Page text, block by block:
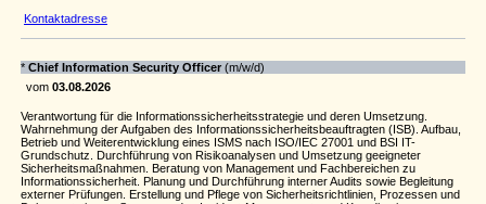
Kontaktadresse
* Chief Information Security Officer (m/w/d)
vom 03.08.2026
Verantwortung für die Informationssicherheitsstrategie und deren Umsetzung.
Wahrnehmung der Aufgaben des Informationssicherheitsbeauftragten (ISB). Aufbau,
Betrieb und Weiterentwicklung eines ISMS nach ISO/IEC 27001 und BSI IT-
Grundschutz. Durchführung von Risikoanalysen und Umsetzung geeigneter
Sicherheitsmaßnahmen. Beratung von Management und Fachbereichen zu
Informationssicherheit. Planung und Durchführung interner Audits sowie Begleitung
externer Prüfungen. Erstellung und Pflege von Sicherheitsrichtlinien, Prozessen und